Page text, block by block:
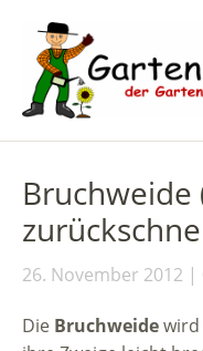
Bruchweide
26. November 2012
Die Bruchweidewird